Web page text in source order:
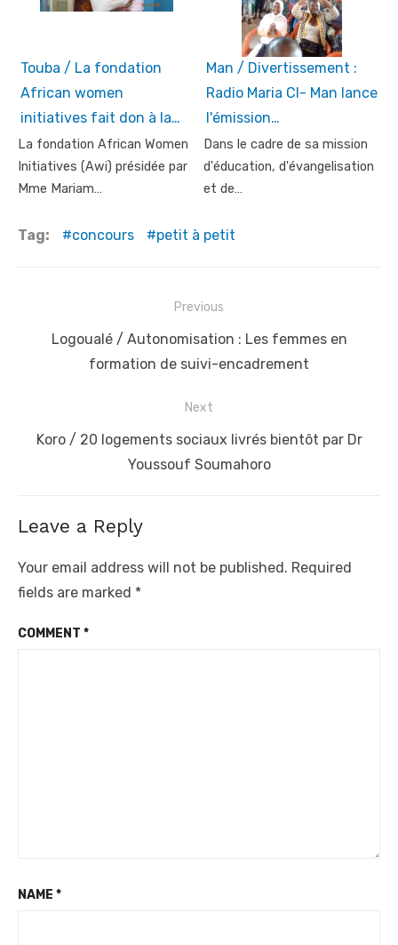
Touba / La fondation
African women
initiatives fait don à la…
La fondation African Women
Initiatives (Awi) présidée par
Mme Mariam…
Man / Divertissement :
Radio Maria CI- Man lance
l'émission…
Dans le cadre de sa mission
d'éducation, d'évangelisation
et de…
Tag: concours petit à petit
navigation
Previous
Previous
Logoualé / Autonomisation : Les femmes en
formation de suivi-encadrement
Next
Next
Koro / 20 logements sociaux livrés bientôt par Dr
Youssouf Soumahoro
Leave a Reply
Your email address will not be published. Required
fields are marked *
COMMENT *
NAME *